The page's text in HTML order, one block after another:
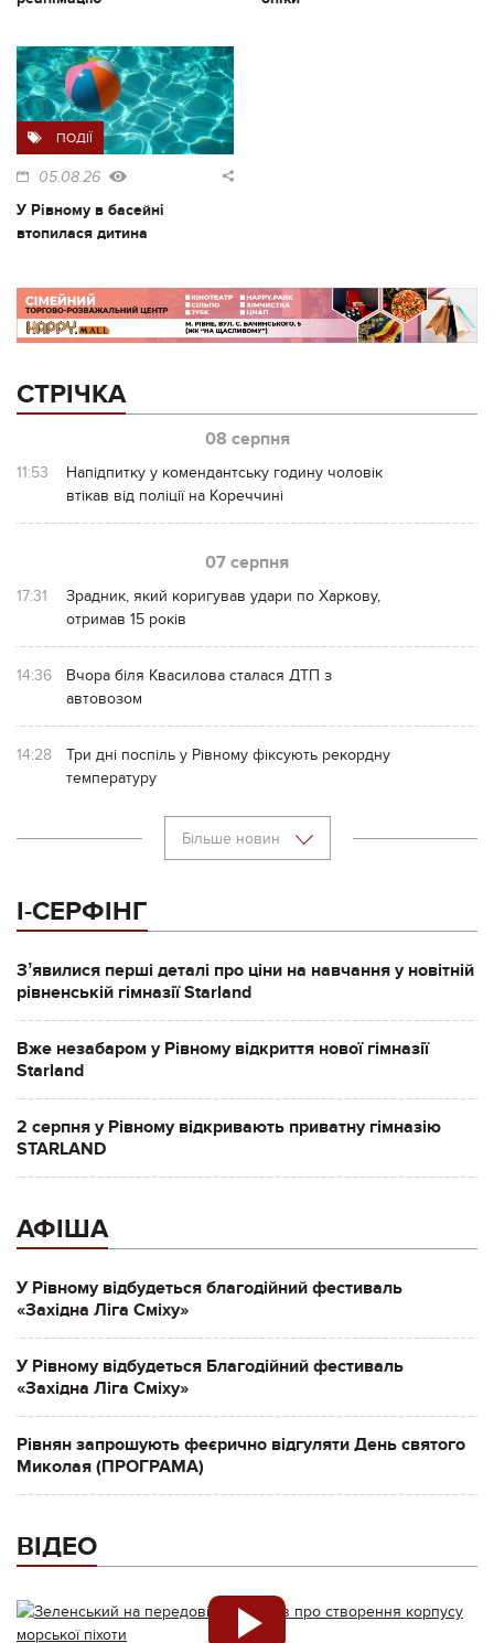
ПОДІЇ
05.08.26
У Рівному в басейні
втопилася дитина
СТРІЧКА
08 серпня
11:53
Напідпитку у комендантську годину чоловік
втікав від поліції на Кореччині
07 серпня
17:31
Зрадник, який коригував удари по Харкову,
отримав 15 років
14:36
Вчора біля Квасилова сталася ДТП з
автовозом
14:28
Три дні поспіль у Рівному фіксують рекордну
температуру
Більше новин
І-СЕРФІНГ
Зʼявилися перші деталі про ціни на навчання у новітній
рівненській гімназії Starland
Вже незабаром у Рівному відкриття нової гімназії
Starland
2 серпня у Рівному відкривають приватну гімназію
STARLAND
АФІША
У Рівному відбудеться благодійний фестиваль
«Західна Ліга Сміху»
У Рівному відбудеться Благодійний фестиваль
«Західна Ліга Сміху»
Рівнян запрошують феєрично відгуляти День святого
Миколая (ПРОГРАМА)
ВІДЕО